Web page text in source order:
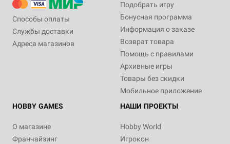
Способы оплаты
Службы доставки
Адреса магазинов
Подобрать игру
Бонусная программа
Информация о заказе
Возврат товара
Помощь с правилами
Архивные игры
Товары без скидки
Мобильное приложение
HOBBY GAMES
О магазине
Франчайзинг
НАШИ ПРОЕКТЫ
Hobby World
Игрокон